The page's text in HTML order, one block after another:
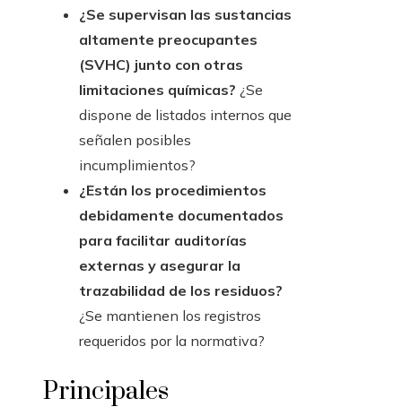
¿Se supervisan las sustancias
altamente preocupantes
(SVHC) junto con otras
limitaciones químicas? ¿Se
dispone de listados internos que
señalen posibles
incumplimientos?
¿Están los procedimientos
debidamente documentados
para facilitar auditorías
externas y asegurar la
trazabilidad de los residuos?
¿Se mantienen los registros
requeridos por la normativa?
Principales